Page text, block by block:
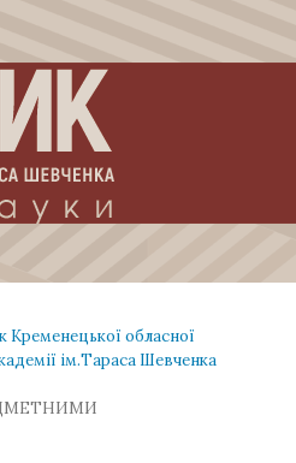
Кременецької обласної
ім.Тараса Шевченка